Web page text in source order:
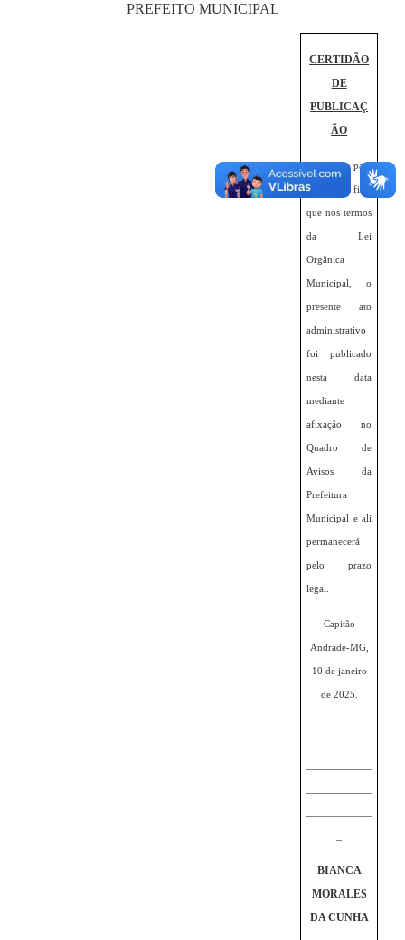
PREFEITO MUNICIPAL
CERTIDÃO
DE
PUBLICAÇ
ÃO
Certifico para
os devidos fins,
que nos termos
da Lei
Orgânica
Municipal, o
presente ato
administrativo
foi publicado
nesta data
mediante
afixação no
Quadro de
Avisos da
Prefeitura
Municipal e ali
permanecerá
pelo prazo
legal.
Capitão
Andrade-MG,
10 de janeiro
de 2025.
BIANCA
MORALES
DA CUNHA